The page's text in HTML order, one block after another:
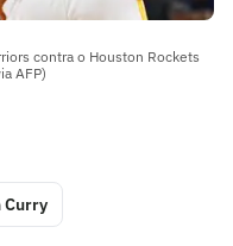
contra o Houston Rockets
AFP)
Curry